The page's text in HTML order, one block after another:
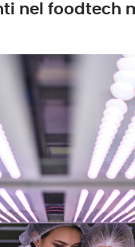
nel foodtech